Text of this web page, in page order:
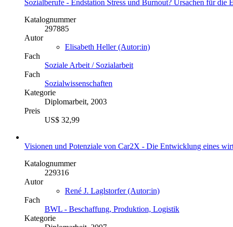
Sozialberufe - Endstation Stress und Burnout? Ursachen für
Katalognummer
297885
Autor
Elisabeth Heller (Autor:in)
Fach
Soziale Arbeit / Sozialarbeit
Fach
Sozialwissenschaften
Kategorie
Diplomarbeit, 2003
Preis
US$ 32,99
Visionen und Potenziale von Car2X - Die Entwicklung eines
Katalognummer
229316
Autor
René J. Laglstorfer (Autor:in)
Fach
BWL - Beschaffung, Produktion, Logistik
Kategorie